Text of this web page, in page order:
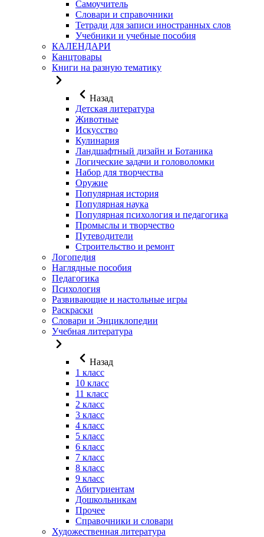
Самоучитель
Словари и справочники
Тетради для записи иностранных слов
Учебники и учебные пособия
КАЛЕНДАРИ
Канцтовары
Книги на разную тематику
Назад
Детская литература
Животные
Искусство
Кулинария
Ландшафтный дизайн и Ботаника
Логические задачи и головоломки
Набор для творчества
Оружие
Популярная история
Популярная наука
Популярная психология и педагогика
Промыслы и творчество
Путеводители
Строительство и ремонт
Логопедия
Наглядные пособия
Педагогика
Психология
Развивающие и настольные игры
Раскраски
Словари и Энциклопедии
Учебная литература
Назад
1 класс
10 класс
11 класс
2 класс
3 класс
4 класс
5 класс
6 класс
7 класс
8 класс
9 класс
Абитуриентам
Дошкольникам
Прочее
Справочники и словари
Художественная литература